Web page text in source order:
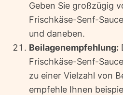
Geben Sie großzügig
Frischkäse-Senf-
und daneben.
Beilagenempfehlung:
Frischkäse-Senf-
zu einer Vielzahl von
empfehle Ihnen